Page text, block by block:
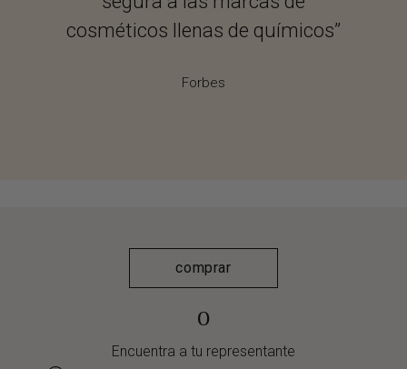
cosméticos llenas de químicos”
Forbes
comprar
o
Encuentra a tu representante